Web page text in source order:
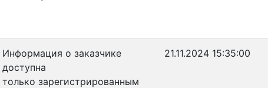
Информация о заказчике
доступна
только зарегистрированным
21.11.2024 15:35:00